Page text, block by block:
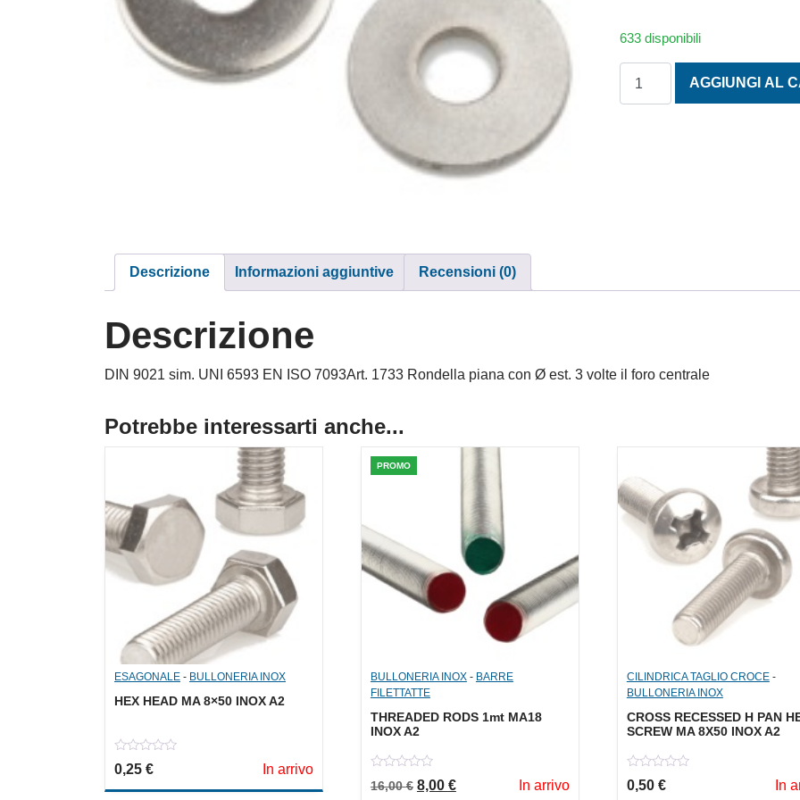
633 disponibili
AGGIUNGI AL
Descrizione Informazioni aggiuntive Recensioni (0)
Descrizione
DIN 9021 sim. UNI 6593 EN ISO 7093Art. 1733 Rondella piana con Ø est. 3 volte il foro centrale
Potrebbe interessarti anche...
ESAGONALE - BULLONERIA INOX
HEX HEAD MA 8×50 INOX A2
0
out
0,25 € In arrivo
PROMO
BULLONERIA INOX- BARRE
FILETTATTE
THREADED RODS 1mt MA18
INOX A2
out
16,00€ Il prezzo originale era: 16,00 €.
8,00 €Il prezzo attuale è: 8,00 €.
In arrivo
CILINDRICA TAGLIO CROCE-
BULLONERIA INOX
CROSS RECESSED H PAN
SCREW MA 8X50 INOX A2
0
out
0,50 € In